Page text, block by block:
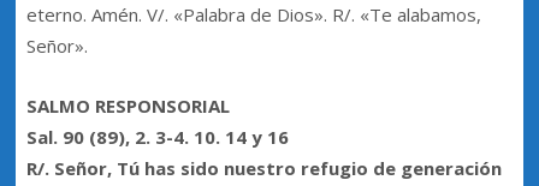
eterno. Amén. V/. «Palabra de Dios». R/. «Te alabamos,
Señor».
SALMO RESPONSORIAL
Sal. 90 (89), 2. 3-4. 10. 14 y 16
R/. Señor, Tú has sido nuestro refugio de generación